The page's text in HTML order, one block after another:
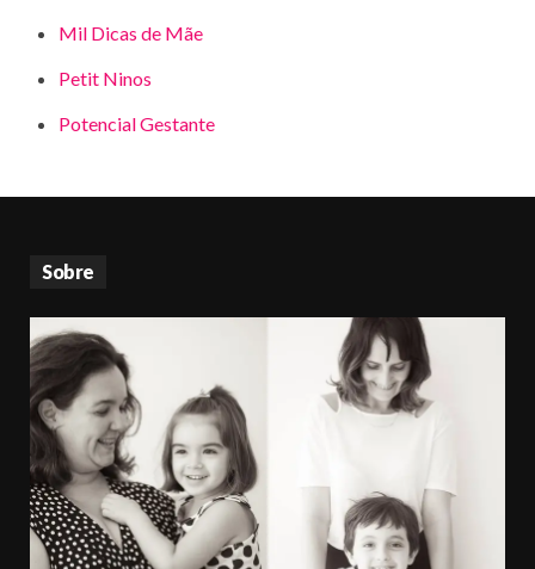
Mil Dicas de Mãe
Petit Ninos
Potencial Gestante
Sobre